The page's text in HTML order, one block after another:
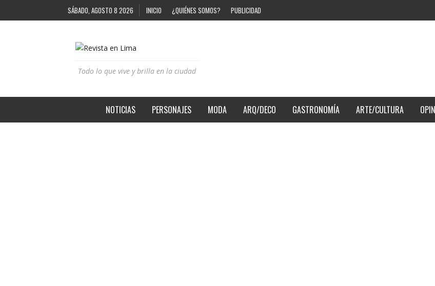
SÁBADO, AGOSTO 8 2026 INICIO ¿QUIÉNES SOMOS? PUBLICIDAD
Todo lo que vive y brilla en la ciudad
NOTICIAS PERSONAJES MODA ARQ/DECO GASTRONOMÍA ARTE/CULTURA